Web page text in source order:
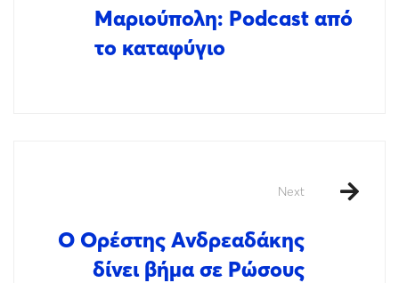
Μαριούπολη: Podcast από
το καταφύγιο
Next
Ο Ορέστης Ανδρεαδάκης
δίνει βήμα σε Ρώσους